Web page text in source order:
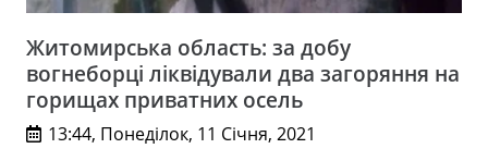
Житомирська область: за добу
вогнеборці ліквідували два загоряння на
горищах приватних осель
13:44, Понеділок, 11 Січня, 2021